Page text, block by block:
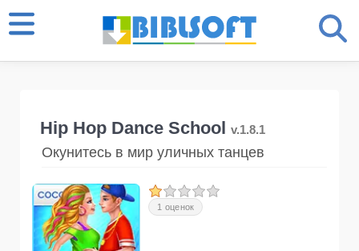
Hip Hop Dance School v.1.8.1
Окунитесь в мир уличных танцев
1 оценок